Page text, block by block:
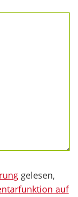
gelesen,
auf